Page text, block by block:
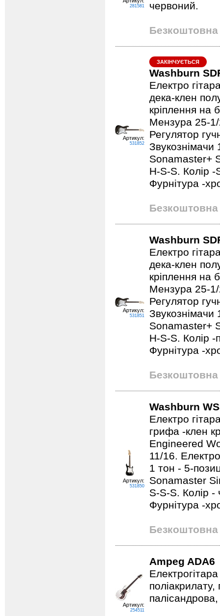
281581
червоний.
Безкоштовна
Артикул:
531852
ЗАКІНЧУЄТЬСЯ
Washburn
Електро
дека-клен
кріплення на
Мензура 25-1/
Регулятор
Sonamaster+
H-S-S. Колір
Фурнітура -
Безкоштовна
Артикул:
531851
Washburn
Електро
дека-клен
кріплення на
Мензура 25-1/
Регулятор
Sonamaster+
H-S-S. Колір
Фурнітура -
Безкоштовна
Артикул:
531850
Washburn
Електро
грифа -клен
Engineered
11/16.
1 тон - 5-
Sonamaster
S-S-S. Колір -
Фурнітура -
Безкоштовна
Артикул:
254511
Ampeg ADA6